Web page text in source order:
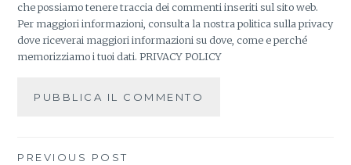
che possiamo tenere traccia dei commenti inseriti sul sito web.
Per maggiori informazioni, consulta la nostra politica sulla privacy
dove riceverai maggiori informazioni su dove, come e perché
memorizziamo i tuoi dati.PRIVACY POLICY
PREVIOUS POST